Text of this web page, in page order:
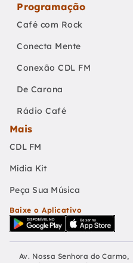
Programação
Café com Rock
Conecta Mente
Conexão CDL FM
De Carona
Rádio Café
Mais
CDL FM
Mídia Kit
Peça Sua Música
Baixe o Aplicativo
Av. Nossa Senhora do Carmo,